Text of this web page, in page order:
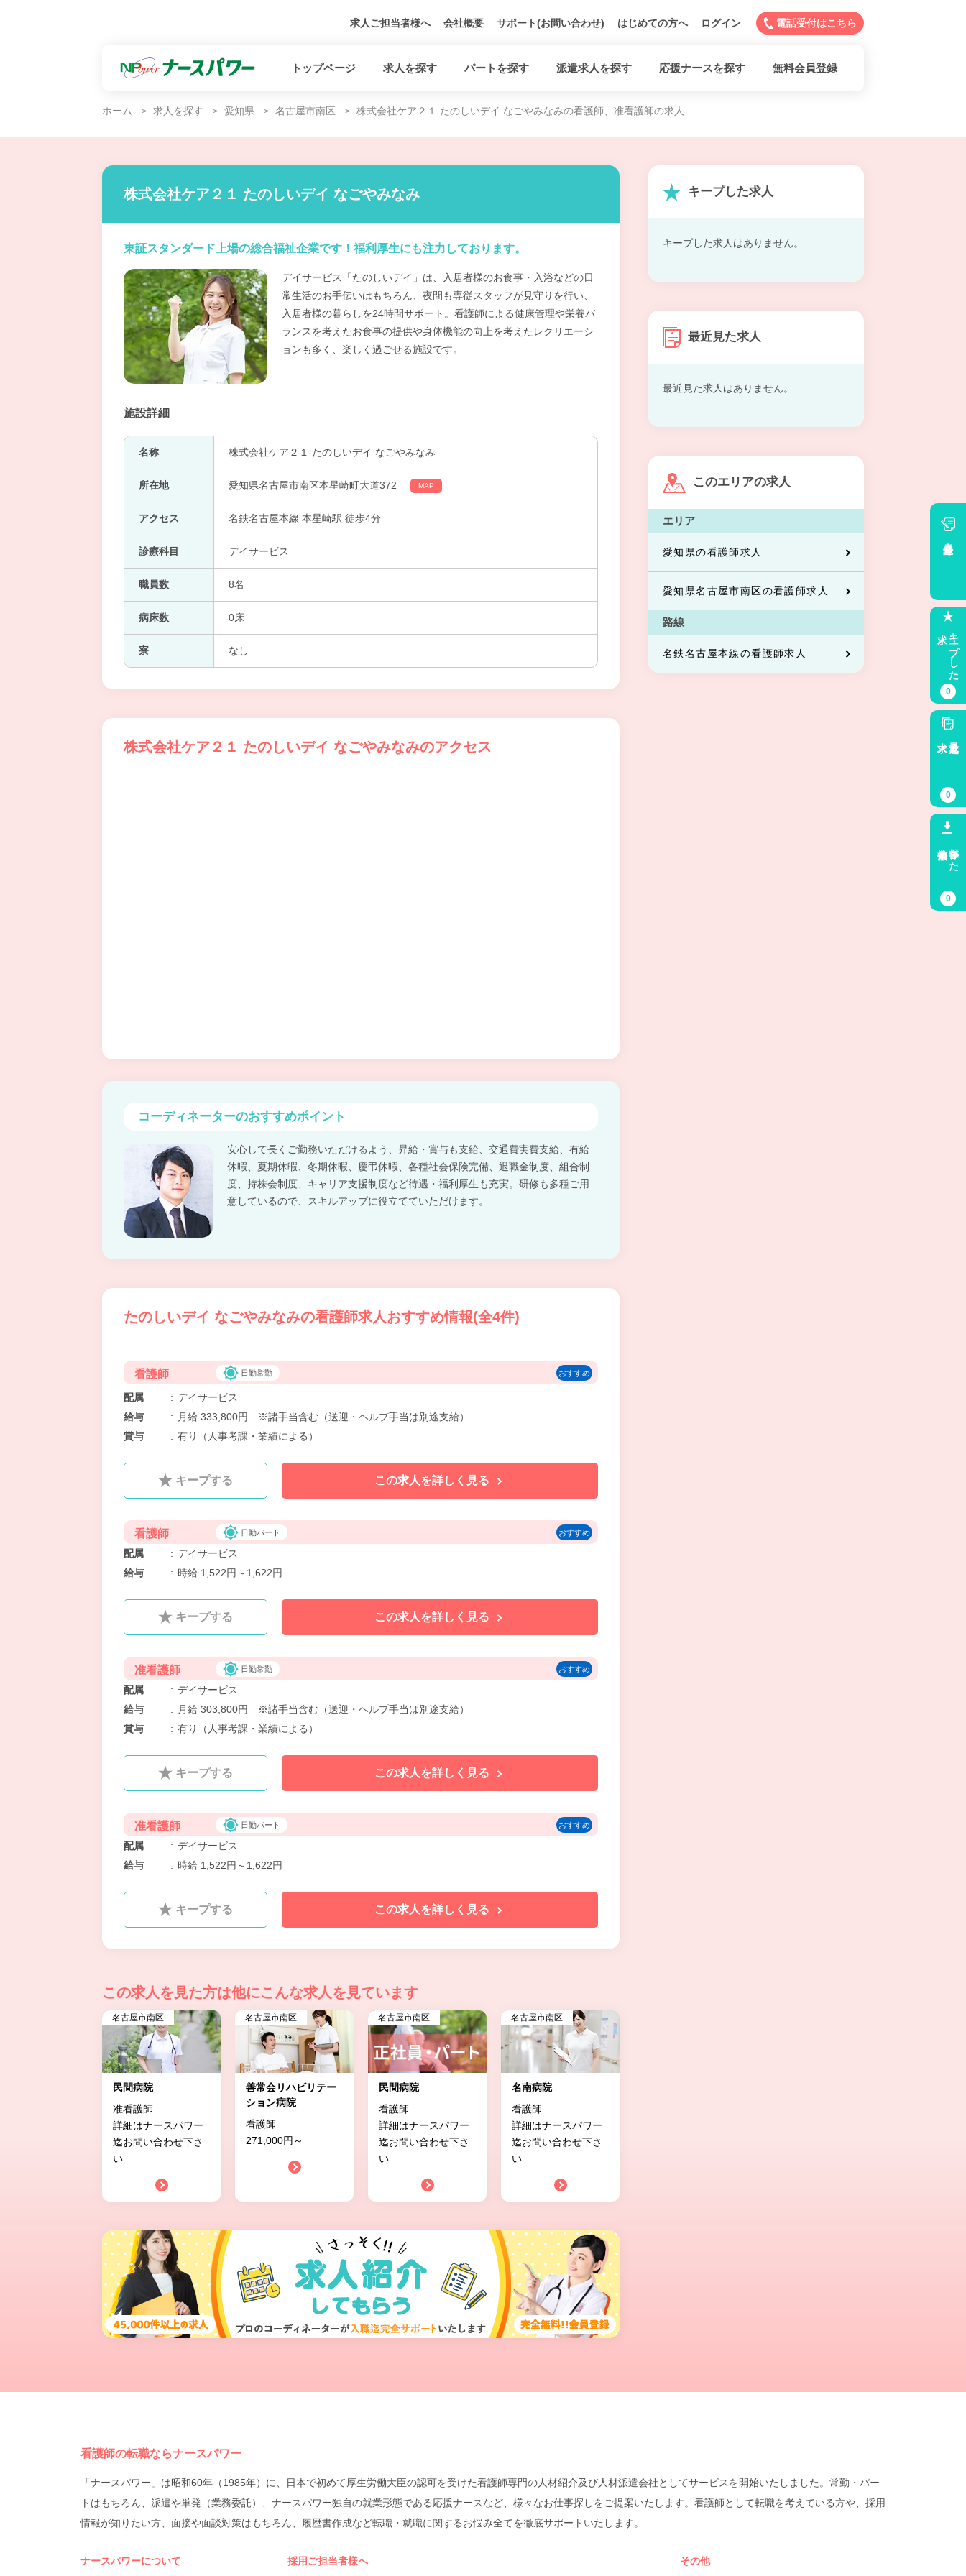
求人ご担当者様へ 会社概要 サポート(お問い合わせ) はじめての方へ ログイン 電話受付はこちら
トップページ 求人を探す パートを探す 派遣求人を探す 応援ナースを探す 無料会員登録
ホーム 求人を探す 愛知県 名古屋市南区 株式会社ケア２１ たのしいデイ なごやみなみの看護師、准看護師の求人
株式会社ケア２１ たのしいデイ なごやみなみ
東証スタンダード上場の総合福祉企業です！福利厚生にも注力しております。
デイサービス「たのしいデイ」は、入居者様のお食事・入浴などの日
常生活のお手伝いはもちろん、夜間も専従スタッフが見守りを行い、
入居者様の暮らしを24時間サポート。看護師による健康管理や栄養バ
ランスを考えたお食事の提供や身体機能の向上を考えたレクリエーシ
ョンも多く、楽しく過ごせる施設です。
施設詳細
名称 株式会社ケア２１ たのしいデイ なごやみなみ
所在地 愛知県名古屋市南区本星崎町大道372 MAP
アクセス 名鉄名古屋本線 本星崎駅 徒歩4分
診療科目 デイサービス
職員数 8名
病床数 0床
寮 なし
株式会社ケア２１ たのしいデイ なごやみなみのアクセス
コーディネーターのおすすめポイント
安心して長くご勤務いただけるよう、昇給・賞与も支給、交通費実費支給、有給
休暇、夏期休暇、冬期休暇、慶弔休暇、各種社会保険完備、退職金制度、組合制
度、持株会制度、キャリア支援制度など待遇・福利厚生も充実。研修も多種ご用
意しているので、スキルアップに役立てていただけます。
たのしいデイ なごやみなみの看護師求人おすすめ情報(全4件)
看護師 日勤常勤 おすすめ
配属 : デイサービス
給与
:
月給 333,800円 ※諸手当含む（送迎・ヘルプ手当は別途支給）
賞与
: 有り（人事考課・業績による）
キープする この求人を詳しく見る
看護師 日勤パート おすすめ
配属 : デイサービス
給与
: 時給 1,522円～1,622円
キープする この求人を詳しく見る
准看護師 日勤常勤 おすすめ
配属 : デイサービス
給与
:
月給 303,800円 ※諸手当含む（送迎・ヘルプ手当は別途支給）
賞与
: 有り（人事考課・業績による）
キープする この求人を詳しく見る
准看護師 日勤パート おすすめ
配属 : デイサービス
給与
: 時給 1,522円～1,622円
キープする この求人を詳しく見る
この求人を見た方は他にこんな求人を見ています
名古屋市南区
民間病院
准看護師
詳細はナースパワー
迄お問い合わせ下さ
い
名古屋市南区
善常会リハビリテー
ション病院
看護師
271,000円～
名古屋市南区
民間病院
看護師
詳細はナースパワー
迄お問い合わせ下さ
い
名古屋市南区
名南病院
看護師
詳細はナースパワー
迄お問い合わせ下さ
い
キープした求人
キープした求人はありません。
最近見た求人
最近見た求人はありません。
このエリアの求人
エリア
愛知県の看護師求人
愛知県名古屋市南区の看護師求人
路線
名鉄名古屋本線の看護師求人
看護師の転職ならナースパワー
「ナースパワー」は昭和60年（1985年）に、日本で初めて厚生労働大臣の認可を受けた看護師専門の人材紹介及び人材派遣会社としてサービスを開始いたしました。常勤・パー
トはもちろん、派遣や単発（業務委託）、ナースパワー独自の就業形態である応援ナースなど、様々なお仕事探しをご提案いたします。看護師として転職を考えている方や、採用
情報が知りたい方、面接や面談対策はもちろん、履歴書作成など転職・就職に関するお悩み全てを徹底サポートいたします。
ナースパワーについて
採用ご担当者様へ
その他
キープした
0
最近見た
0
保存した
0